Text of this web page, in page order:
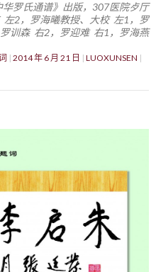
罗氏通谱》出版，307医院歺厅
2，罗海曦教授、大校 左1，罗
训森 右2，罗迎难 右1，罗海燕
2014 年 6 月 21 日
LUOXUNSEN